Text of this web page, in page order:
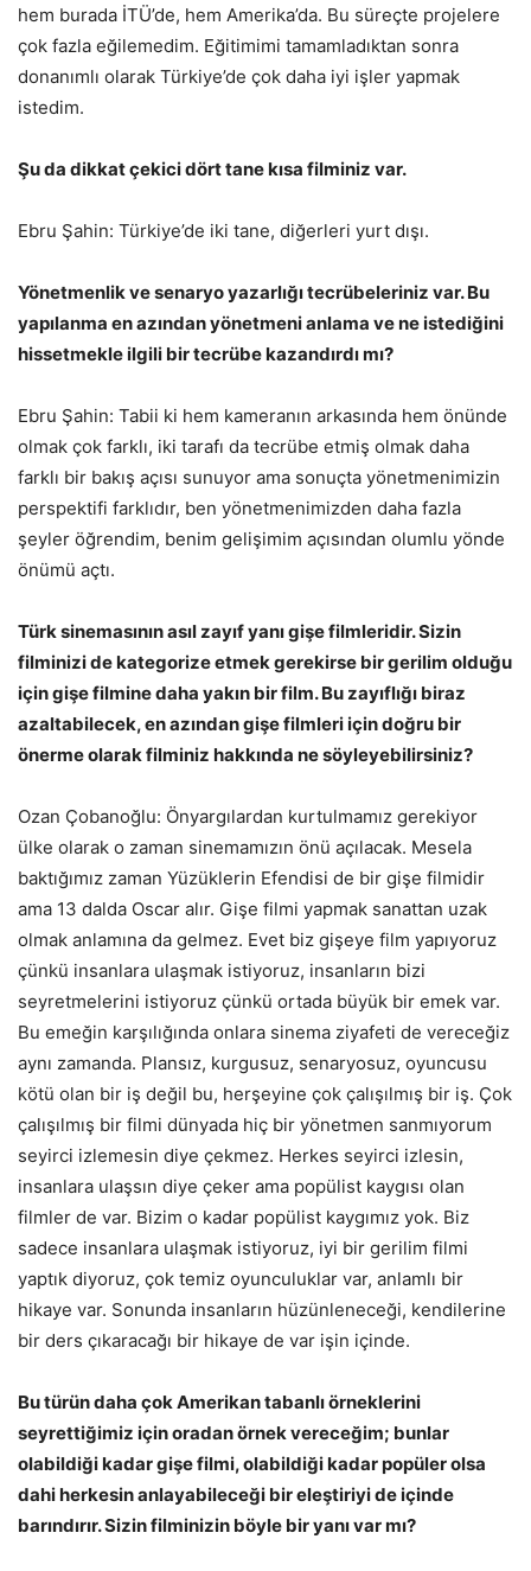
hem burada İTÜ’de, hem Amerika’da. Bu süreçte projelere
çok fazla eğilemedim. Eğitimimi tamamladıktan sonra
donanımlı olarak Türkiye’de çok daha iyi işler yapmak
istedim.
Şu da dikkat çekici dört tane kısa filminiz var.
Ebru Şahin: Türkiye’de iki tane, diğerleri yurt dışı.
Yönetmenlik ve senaryo yazarlığı tecrübeleriniz var. Bu
yapılanma en azından yönetmeni anlama ve ne istediğini
hissetmekle ilgili bir tecrübe kazandırdı mı?
Ebru Şahin: Tabii ki hem kameranın arkasında hem önünde
olmak çok farklı, iki tarafı da tecrübe etmiş olmak daha
farklı bir bakış açısı sunuyor ama sonuçta yönetmenimizin
perspektifi farklıdır, ben yönetmenimizden daha fazla
şeyler öğrendim, benim gelişimim açısından olumlu yönde
önümü açtı.
Türk sinemasının asıl zayıf yanı gişe filmleridir. Sizin
filminizi de kategorize etmek gerekirse bir gerilim olduğu
için gişe filmine daha yakın bir film. Bu zayıflığı biraz
azaltabilecek, en azından gişe filmleri için doğru bir
önerme olarak filminiz hakkında ne söyleyebilirsiniz?
Ozan Çobanoğlu: Önyargılardan kurtulmamız gerekiyor
ülke olarak o zaman sinemamızın önü açılacak. Mesela
baktığımız zaman Yüzüklerin Efendisi de bir gişe filmidir
ama 13 dalda Oscar alır. Gişe filmi yapmak sanattan uzak
olmak anlamına da gelmez. Evet biz gişeye film yapıyoruz
çünkü insanlara ulaşmak istiyoruz, insanların bizi
seyretmelerini istiyoruz çünkü ortada büyük bir emek var.
Bu emeğin karşılığında onlara sinema ziyafeti de vereceğiz
aynı zamanda. Plansız, kurgusuz, senaryosuz, oyuncusu
kötü olan bir iş değil bu, herşeyine çok çalışılmış bir iş. Çok
çalışılmış bir filmi dünyada hiç bir yönetmen sanmıyorum
seyirci izlemesin diye çekmez. Herkes seyirci izlesin,
insanlara ulaşsın diye çeker ama popülist kaygısı olan
filmler de var. Bizim o kadar popülist kaygımız yok. Biz
sadece insanlara ulaşmak istiyoruz, iyi bir gerilim filmi
yaptık diyoruz, çok temiz oyunculuklar var, anlamlı bir
hikaye var. Sonunda insanların hüzünleneceği, kendilerine
bir ders çıkaracağı bir hikaye de var işin içinde.
Bu türün daha çok Amerikan tabanlı örneklerini
seyrettiğimiz için oradan örnek vereceğim; bunlar
olabildiği kadar gişe filmi, olabildiği kadar popüler olsa
dahi herkesin anlayabileceği bir eleştiriyi de içinde
barındırır. Sizin filminizin böyle bir yanı var mı?